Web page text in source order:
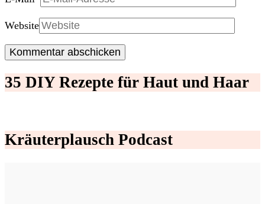
Website
35 DIY Rezepte für Haut und Haar
Kräuterplausch Podcast